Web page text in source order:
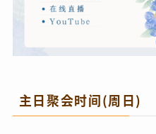
主日聚会时间(周日)